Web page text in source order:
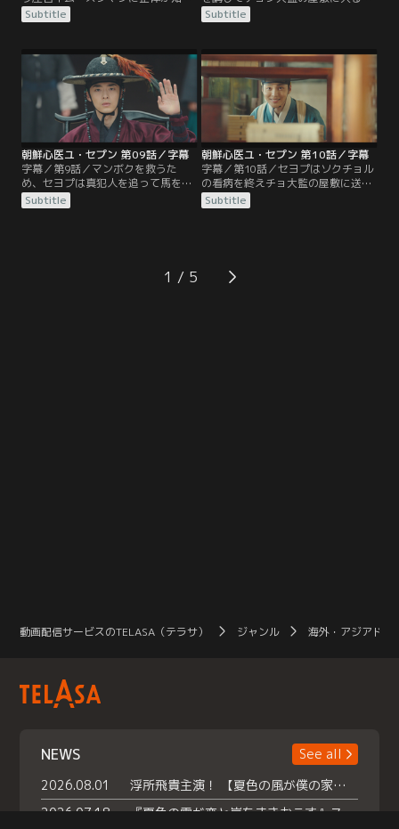
れたセヨプ。だがスンマンに脅され
てもセヨプはまるで相手にしない。
うと山深くに入ったマンボクが、と
ある屋敷の奴婢を殺した殺人犯とし
て捕縛されてしまう。そこでウヌ
は、マンボクを救うカギを握る女人
を診るため、セヨプに医術の手ほど
きを受ける。
Subtitle
とに成功し、セヨプとウヌはマンボ
クを救うための証拠を探す。後日、
に会い、役所で事件の真相を話すよ
うに頼む。ケス医院に戻り、皆で事
件の内容を振り返っていた時、セヨ
プとウヌはあることから真犯人を突
き止める。
Subtitle
朝鮮心医ユ・セプン 第09話／字幕
字幕／第9話／マンボクを救うた
め、セヨプは真犯人を追って馬を走
らせる。刑の執行が刻一刻と迫る
中、セヨプは無事にマンボクを助け
のにしようとしていた。一方、ソラ
ク村で一番の勢家の子ソクチョル
Subtitle
朝鮮心医ユ・セプン 第10話／字幕
字幕／第10話／セヨプはソクチョル
の看病を終えチョ大監の屋敷に送り
届けるが、そこで異様な光景を目に
する。ソクチョルに現れるあらゆる
養子のシヌにセヨプを殺すよう命
じ、シヌはすぐさまセヨプのもとへ
Subtitle
1
動画配信サービスのTELASA（テラサ） ジャンル 海外・アジアドラ
NEWS
See all
2026.08.01
浮所飛貴主演！ 【夏色の風が僕の家にやってきた】 本日よりテラサで独占配信スタート！
2026.07.18
『夏色の雲が恋と嵐をまきおこす』スペシャルメイキング 【Part1】2026年７月18日（土）23時30分～配信スタート！話題のシーンの裏側を大公開！豪華キャスト大集合！ 『武宮家 真夏の家族会議』開催！